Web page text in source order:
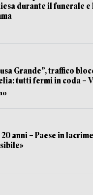
durante il funerale e
Grande”, traffico
tutti fermi in coda –
anni – Paese in